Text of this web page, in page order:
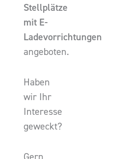
Stellplätze
mit E-
Ladevorrichtungen
angeboten.
Haben
wir Ihr
Interesse
geweckt?